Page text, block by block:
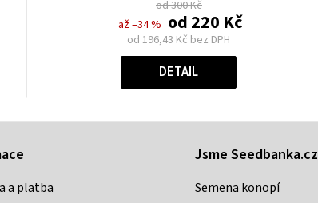
0,0
z
hvězdiček.
od 300 Kč
až –34 % od220 Kč
od 196,43 Kč bez DPH
Měrná
cena:
DETAIL
a platba
Jsme Seedbanka.cz
Semena konopí